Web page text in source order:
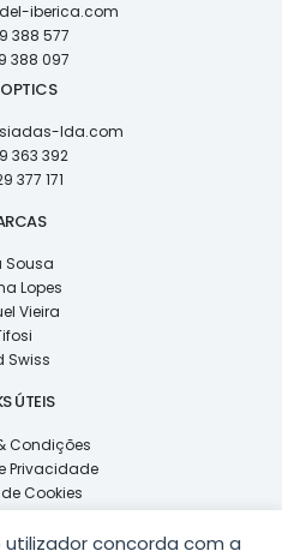
utilizador concorda com a
iberica.com
388 577
388 097
lda.com
363 392
377 171
Sousa
Lopes
Vieira
Swiss
ÚTEIS
Condições
Privacidade
Cookies